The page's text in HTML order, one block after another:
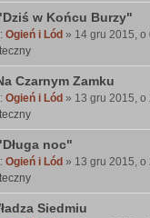
w Końcu Burzy"
Ogień i Lód » 14 gru 2015, o
Czarnym Zamku
Ogień i Lód » 13 gru 2015, o
noc"
Ogień i Lód » 13 gru 2015, o
Siedmiu